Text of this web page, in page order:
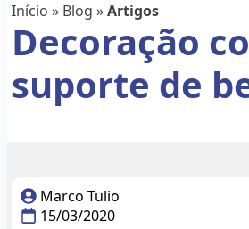
Início » Blog »Artigos
Decoração
suporte de
Marco Tulio
15/03/2020